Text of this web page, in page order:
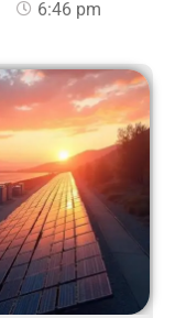
6:46 pm